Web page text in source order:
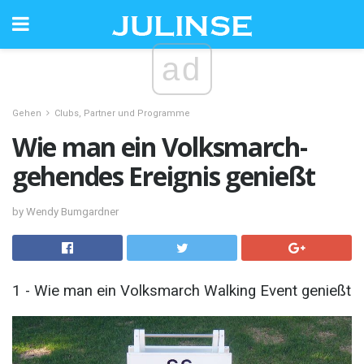
ad
Gehen Clubs, Partner und Programme
Wie man ein Volksmarch-
gehendes Ereignis genießt
by Wendy Bumgardner
1 - Wie man ein Volksmarch Walking Event genießt